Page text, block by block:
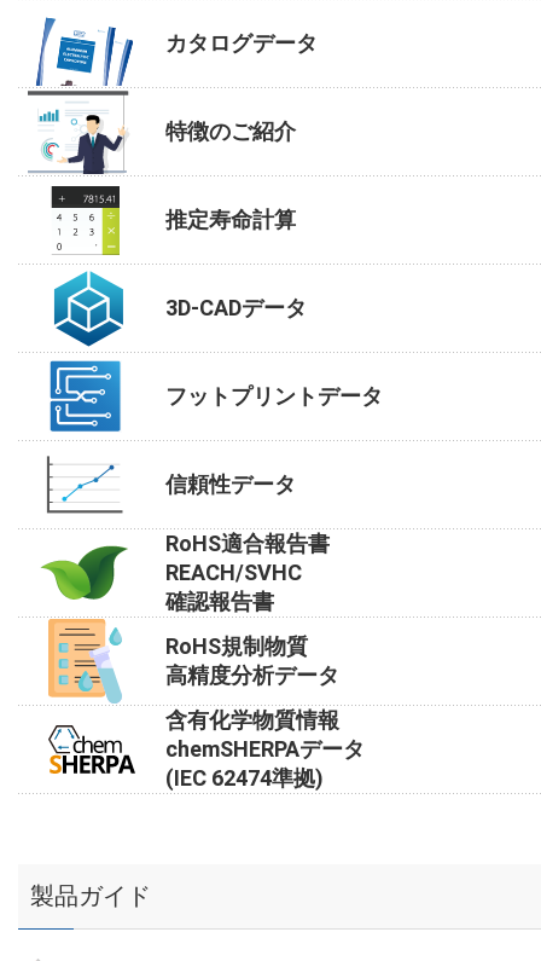
カタログデータ
特徴のご紹介
推定寿命計算
3D-CADデータ
フットプリントデータ
信頼性データ
RoHS適合報告書
REACH/SVHC
確認報告書
RoHS規制物質
高精度分析データ
含有化学物質情報
chemSHERPAデータ
(IEC 62474準拠)
製品ガイド